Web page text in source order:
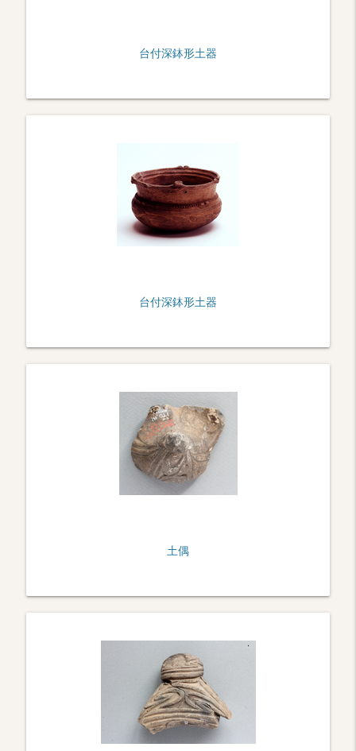
台付深鉢形土器
台付深鉢形土器
土偶